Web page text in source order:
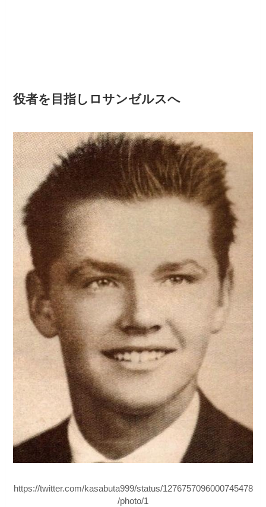
役者を目指しロサンゼルスへ
https://twitter.com/kasabuta999/status/1276757096000745478
/photo/1